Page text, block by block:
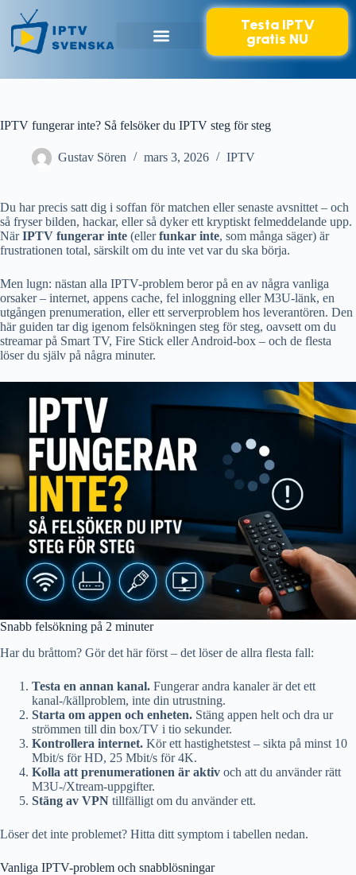
Testa IPTV
gratis NU
IPTV fungerar inte? Så felsöker du IPTV steg för steg
Gustav Sören mars 3, 2026 IPTV
Du har precis satt dig i soffan för matchen eller senaste avsnittet – och
så fryser bilden, hackar, eller så dyker ett kryptiskt felmeddelande upp.
NärIPTV fungerar inte (ellerfunkar inte, som många säger) är
frustrationen total, särskilt om du inte vet var du ska börja.
Men lugn: nästan alla IPTV-problem beror på en av några vanliga
orsaker – internet, appens cache, fel inloggning eller M3U-länk, en
utgången prenumeration, eller ett serverproblem hos leverantören. Den
här guiden tar dig igenom felsökningen steg för steg, oavsett om du
streamar på Smart TV, Fire Stick eller Android-box – och de flesta
löser du själv på några minuter.
Snabb felsökning på 2 minuter
Har du bråttom? Gör det här först – det löser de allra flesta fall:
Testa en annan kanal. Fungerar andra kanaler är det ett
kanal-/källproblem, inte din utrustning.
Starta om appen och enheten. Stäng appen helt och dra ur
strömmen till din box/TV i tio sekunder.
Kontrollera internet. Kör ett hastighetstest – sikta på minst 10
Mbit/s för HD, 25 Mbit/s för 4K.
Kolla att prenumerationen är aktiv och att du använder rätt
M3U-/Xtream-uppgifter.
Stäng av VPN tillfälligt om du använder ett.
Löser det inte problemet? Hitta ditt symptom i tabellen nedan.
Vanliga IPTV-problem och snabblösningar